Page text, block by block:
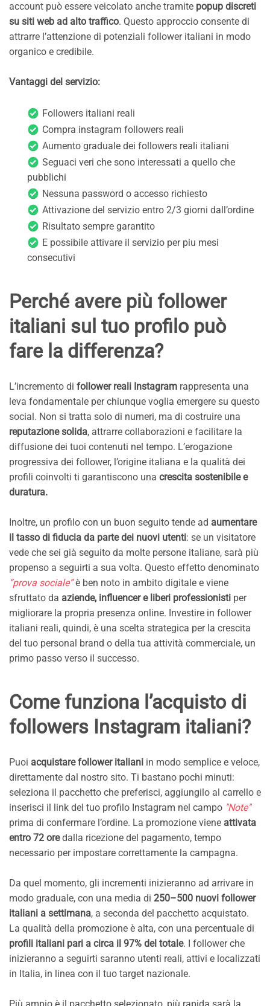
account può essere veicolato anche tramite popup discreti
su siti web ad alto traffico. Questo approccio consente di
attrarre l’attenzione di potenziali follower italiani in modo
organico e credibile.
Vantaggi del servizio:
Followers italiani reali
Compra instagram followers reali
Aumento graduale dei followers reali italiani
Seguaci veri che sono interessati a quello che
pubblichi
Nessuna password o accesso richiesto
Attivazione del servizio entro 2/3 giorni dall’ordine
Risultato sempre garantito
E possibile attivare il servizio per piu mesi
consecutivi
Perché avere più follower
italiani sul tuo profilo può
fare la differenza?
L’incremento di follower reali Instagram rappresenta una
leva fondamentale per chiunque voglia emergere su questo
social. Non si tratta solo di numeri, ma di costruire una
reputazione solida, attrarre collaborazioni e facilitare la
diffusione dei tuoi contenuti nel tempo. L’erogazione
progressiva dei follower, l’origine italiana e la qualità dei
profili coinvolti ti garantiscono una crescita sostenibile e
duratura.
Inoltre, un profilo con un buon seguito tende ad aumentare
il tasso di fiducia da parte dei nuovi utenti: se un visitatore
vede che sei già seguito da molte persone italiane, sarà più
propenso a seguirti a sua volta. Questo effetto denominato
“prova sociale”è ben noto in ambito digitale e viene
sfruttato da aziende, influencer e liberi professionisti per
migliorare la propria presenza online. Investire in follower
italiani reali, quindi, è una scelta strategica per la crescita
del tuo personal brand o della tua attività commerciale, un
primo passo verso il successo.
Come funziona l’acquisto di
followers Instagram italiani?
Puoi acquistare follower italiani in modo semplice e veloce,
direttamente dal nostro sito. Ti bastano pochi minuti:
seleziona il pacchetto che preferisci, aggiungilo al carrello e
inserisci il link del tuo profilo Instagram nel campo "Note"
prima di confermare l’ordine. La promozione viene attivata
entro 72 oredalla ricezione del pagamento, tempo
necessario per impostare correttamente la campagna.
Da quel momento, gli incrementi inizieranno ad arrivare in
modo graduale, con una media di 250–500 nuovi follower
italiani a settimana, a seconda del pacchetto acquistato.
La qualità della promozione è alta, con una percentuale di
profili italiani pari a circa il 97% del totale. I follower che
inizieranno a seguirti saranno utenti reali, attivi e localizzati
in Italia, in linea con il tuo target nazionale.